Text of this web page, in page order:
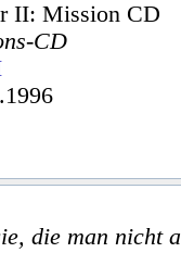
II: Mission CD
CD
die man nicht